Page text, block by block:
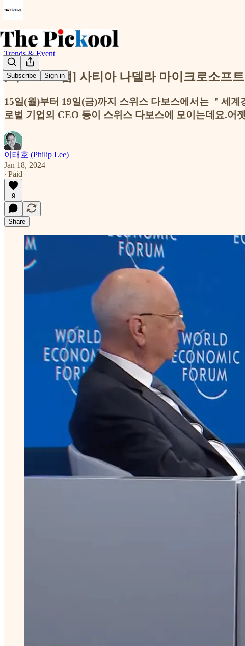
Subscribe Sign in
Trends & Event
[다보스 포럼] 사티아 나델라 마이크로소프
15일(월)부터 19일(금)까지 스위스 다보스에서는 ＂세
로벌 기업의 CEO 등이 스위스 다보스에 모이는데요.어
이태호 (Philip Lee)
Jan 18, 2024
∙ Paid
9
Share